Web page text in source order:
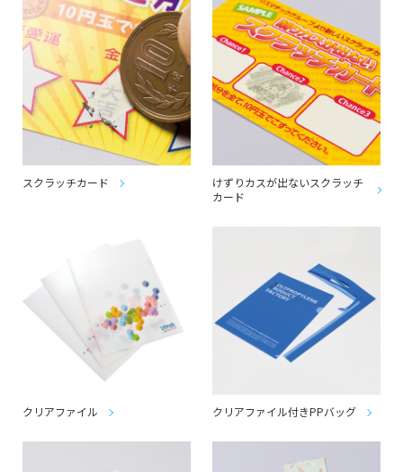
スクラッチカード
けずりカスが出ないスクラッチ
カード
クリアファイル クリアファイル付きPPバッグ